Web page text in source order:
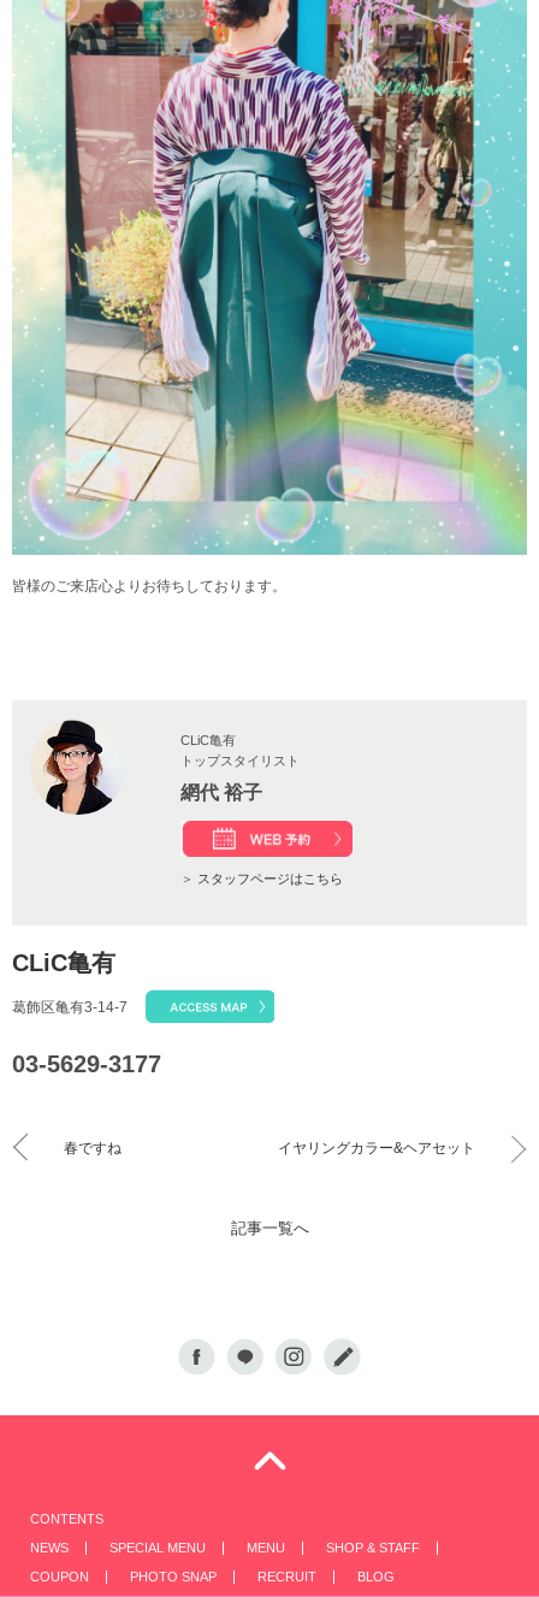
皆様のご来店心よりお待ちしております。
CLiC亀有
トップスタイリスト
網代 裕子
＞ スタッフページはこちら
CLiC亀有
葛飾区亀有3-14-7
03-5629-3177
春ですね イヤリングカラー&ヘアセット
記事一覧へ
CONTENTS
NEWS
SPECIAL MENU MENU
SHOP & STAFF
COUPON
PHOTO SNAP RECRUIT BLOG